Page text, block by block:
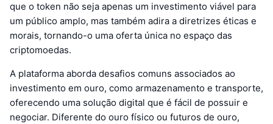
que o token não seja apenas um investimento viável para
um público amplo, mas também adira a diretrizes éticas e
morais, tornando-o uma oferta única no espaço das
criptomoedas.
A plataforma aborda desafios comuns associados ao
investimento em ouro, como armazenamento e transporte,
oferecendo uma solução digital que é fácil de possuir e
negociar. Diferente do ouro físico ou futuros de ouro,